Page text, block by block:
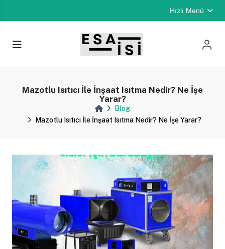
Hızlı Menü
Mazotlu Isıtıcı İle İnşaat Isıtma Nedir? Ne İşe
Yarar?
Blog
Mazotlu Isıtıcı İle İnşaat Isıtma Nedir? Ne İşe Yarar?